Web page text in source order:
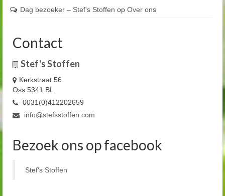
Dag bezoeker – Stef's Stoffen op Over ons
Contact
Stef's Stoffen
Kerkstraat 56
Oss 5341 BL
0031(0)412202659
info@stefsstoffen.com
Bezoek ons op facebook
Stef's Stoffen